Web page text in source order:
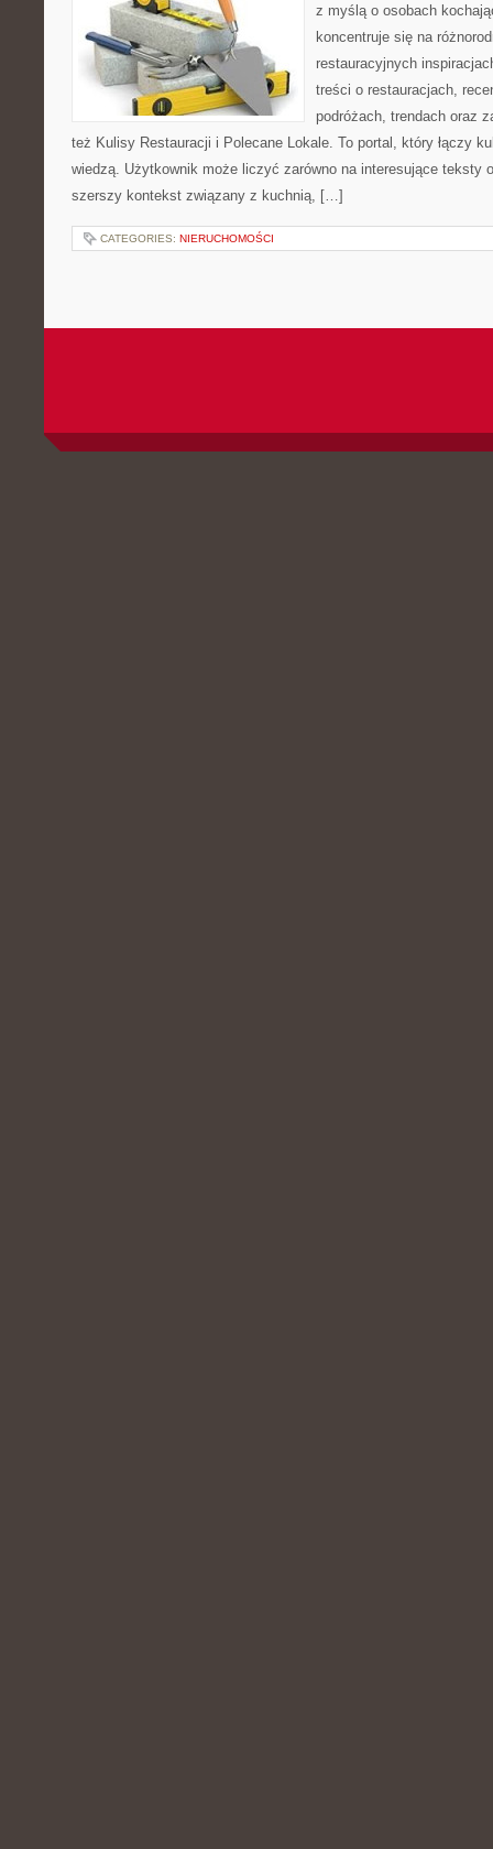
z myślą o osobach
koncentruje się na
restauracyjnych
treści o restauracjach,
podróżach, trendach oraz
też Kulisy Restauracji i Polecane Lokale. To portal, który łączy
wiedzą. Użytkownik może liczyć zarówno na interesujące teksty
szerszy kontekst związany z kuchnią, […]
CATEGORIES: NIERUCHOMOŚCI